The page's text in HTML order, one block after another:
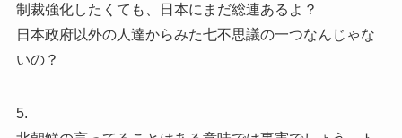
制裁強化したくても、日本にまだ総連あるよ？
日本政府以外の人達からみた七不思議の一つなんじゃな
いの？
5.